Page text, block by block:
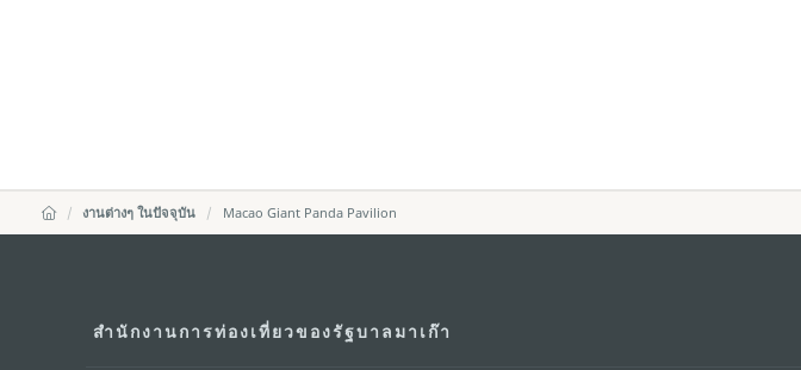
งานต่างๆ ในปัจจุบัน Macao Giant Panda Pavilion
สำนักงานการท่องเที่ยวของรัฐบาลมาเก๊า